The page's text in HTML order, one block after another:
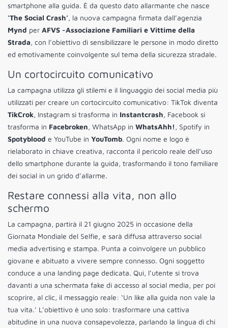
smartphone alla guida. È da questo dato allarmante che nasce
‘The Social Crash’, la nuova campagna firmata dall’agenzia
Mynd per AFVS -Associazione Familiari e Vittime della
Strada, con l’obiettivo di sensibilizzare le persone in modo diretto
ed emotivamente coinvolgente sul tema della sicurezza stradale.
Un cortocircuito comunicativo
La campagna utilizza gli stilemi e il linguaggio dei social media più
utilizzati per creare un cortocircuito comunicativo: TikTok diventa
TikCrok, Instagram si trasforma in Instantcrash, Facebook si
trasforma in Facebroken, WhatsApp in WhatsAhh! , Spotify in
Spotyblood e YouTube in YouTomb. Ogni nome e logo è
rielaborato in chiave creativa, racconta il pericolo reale dell’uso
dello smartphone durante la guida, trasformando il tono familiare
dei social in un grido d’allarme.
Restare connessi alla vita, non allo
schermo
La campagna, partirà il 21 giugno 2025 in occasione della
Giornata Mondiale del Selfie, e sarà diffusa attraverso social
media advertising e stampa. Punta a coinvolgere un pubblico
giovane e abituato a vivere sempre connesso. Ogni soggetto
conduce a una landing page dedicata. Qui, l’utente si trova
davanti a una schermata fake di accesso al social media, per poi
scoprire, al clic, il messaggio reale: ‘Un like alla guida non vale la
tua vita.’ L’obiettivo è uno solo: trasformare una cattiva
abitudine in una nuova consapevolezza, parlando la lingua di chi